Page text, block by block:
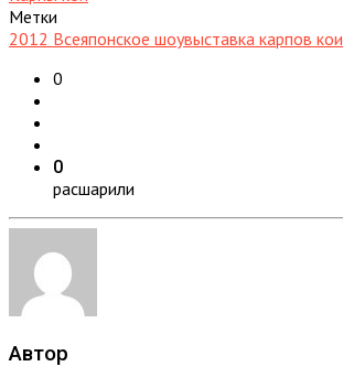
Метки
2012 Всеяпонское шоувыставка карпов кои
0
0
расшарили
Автор